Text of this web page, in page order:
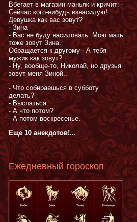
Вбегает в магазин маньяк и кричит: -
Сейчас кого-нибудь изнасилую!
Девушка как вас зовут?
- Зина
- Вас не буду насиловать. Мою мать
тоже зовут Зина.
Обращается к другому - А тебя
мужик как зовут?
- Ну, вообще-то, Николай, но друзья
зовут меня Зиной..
- Что собираешься в субботу
делать?
- Выспаться.
- А что потом?
- А потом воскресенье.
Еще 10 анекдотов!...
Ежедневный гороскоп